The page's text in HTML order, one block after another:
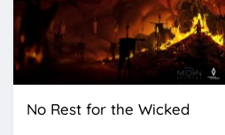
No Rest for the Wicked